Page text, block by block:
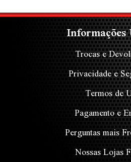
Trocas e
Privacidade e
Termos de
Pagamento e
Perguntas mais
Nossas Lojas